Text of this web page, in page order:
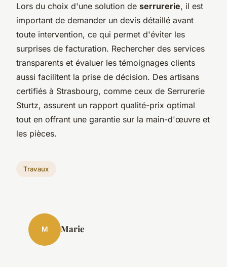
Lors du choix d'une solution de serrurerie, il est
important de demander un devis détaillé avant
toute intervention, ce qui permet d'éviter les
surprises de facturation. Rechercher des services
transparents et évaluer les témoignages clients
aussi facilitent la prise de décision. Des artisans
certifiés à Strasbourg, comme ceux de Serrurerie
Sturtz, assurent un rapport qualité-prix optimal
tout en offrant une garantie sur la main-d'œuvre et
les pièces.
Travaux
M Marie